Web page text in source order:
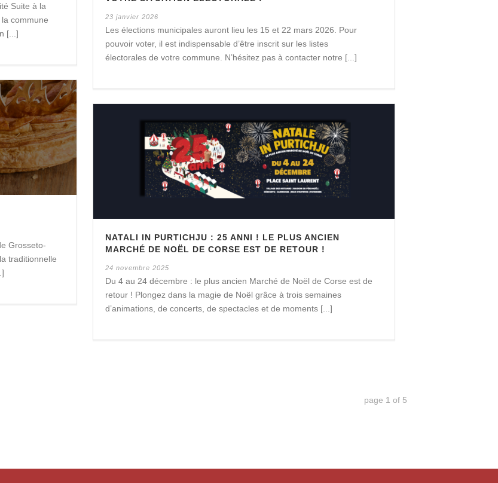
Suite à la
commune
[...]
23 janvier 2026
Les élections municipales auront lieu les 15 et 22 mars 2026. Pour
pouvoir voter, il est indispensable d’être inscrit sur les listes
électorales de votre commune. N’hésitez pas à contacter notre [...]
Grosseto-
traditionnelle
NATALI IN PURTICHJU : 25 ANNI ! LE PLUS ANCIEN
MARCHÉ DE NOËL DE CORSE EST DE RETOUR !
24 novembre 2025
Du 4 au 24 décembre : le plus ancien Marché de Noël de Corse est de
retour ! Plongez dans la magie de Noël grâce à trois semaines
d’animations, de concerts, de spectacles et de moments [...]
page 1 of 5